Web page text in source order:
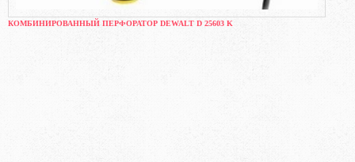
КОМБИНИРОВАННЫЙ ПЕРФОРАТОР DEWALT D 25603 K